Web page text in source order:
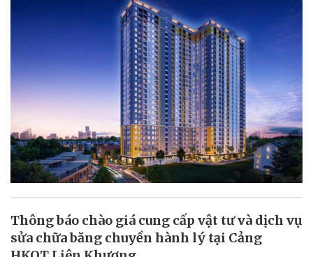
Thông báo chào giá cung cấp vật tư và dịch vụ
sửa chữa băng chuyền hành lý tại Cảng